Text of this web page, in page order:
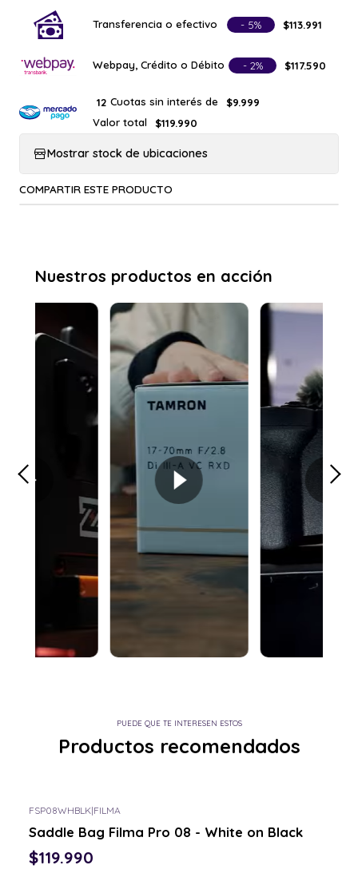
Transferencia o efectivo - 5% $113.991
Webpay, Crédito o Débito - 2% $117.590
12 Cuotas sin interés de
$9.999
Valor total
$119.990
Mostrar stock de ubicaciones
COMPARTIR ESTE PRODUCTO
PUEDE QUE TE INTERESEN ESTOS
Productos recomendados
FSP08WHBLK|FILMA
Saddle Bag Filma Pro 08 - White on Black
$119.990